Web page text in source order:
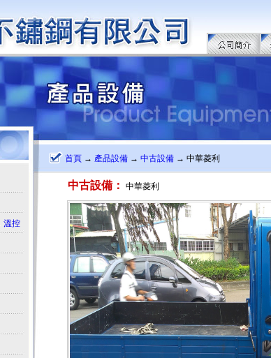
溫控
首頁 → 產品設備 → 中古設備 → 中華菱利
中古設備： 中華菱利